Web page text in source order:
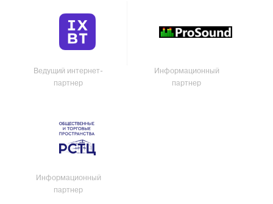
Ведущий интернет-
партнер
Информационный
партнер
Информационный
партнер